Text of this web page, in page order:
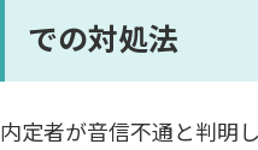
での対処法
内定者が音信不通と判明